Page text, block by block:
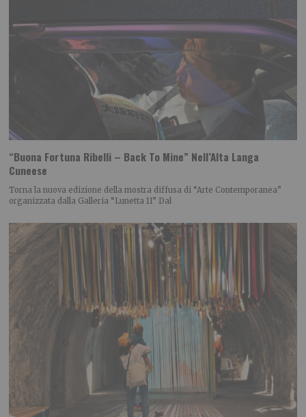
“Buona Fortuna Ribelli – Back To Mine” Nell’Alta Langa
Cuneese
Torna la nuova edizione della mostra diffusa di “Arte Contemporanea”
organizzata dalla Galleria “Lunetta 11” Dal